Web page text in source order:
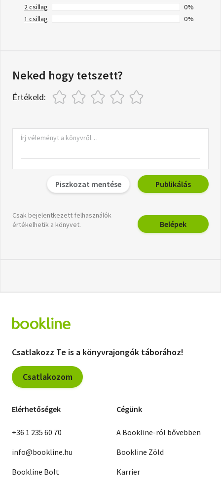
2 csillag
0%
1 csillag
0%
Neked hogy tetszett?
Értékeld:
Piszkozat mentése Publikálás
Csak bejelentkezett felhasználók
értékelhetik a könyvet.
Belépek
Csatlakozz Te is a könyvrajongók táborához!
Csatlakozom
Elérhetőségek
+36 1 235 60 70
info@bookline.hu
Bookline Bolt
Cégünk
A Bookline-ról bővebben
Bookline Zöld
Karrier